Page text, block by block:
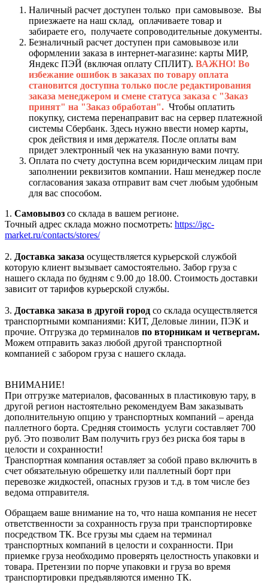
Наличный расчет доступен только при самовывозе. Вы
приезжаете на наш склад, оплачиваете товар и
забираете его, получаете сопроводительные документы.
Безналичный расчет доступен при самовывозе или
оформлении заказа в интернет-магазине: карты МИР,
Яндекс ПЭЙ (включая оплату СПЛИТ). ВАЖНО! Во
избежание ошибок в заказах по товару оплата
становится доступна только после редактирования
заказа менеджером и смене статуса заказа с "Заказ
принят" на "Заказ обработан". Чтобы оплатить
покупку, система перенаправит вас на сервер платежной
системы Сбербанк. Здесь нужно ввести номер карты,
срок действия и имя держателя. После оплаты вам
придет электронный чек на указанную вами почту.
Оплата по счету доступна всем юридическим лицам при
заполнении реквизитов компании. Наш менеджер после
согласования заказа отправит вам счет любым удобным
для вас способом.
1. Самовывоз со склада в вашем регионе.
Точный адрес склада можно посмотреть: https://igc-
market.ru/contacts/stores/
2. Доставка заказа осуществляется курьерской службой
которую клиент вызывает самостоятельно. Забор груза с
нашего склада по будням с 9.00 до 18.00. Стоимость доставки
зависит от тарифов курьерской службы.
3. Доставка заказа в другой город со склада осуществляется
транспортными компаниями: КИТ, Деловые линии, ПЭК и
прочие. Отгрузка до терминалов по вторникам и четвергам.
Можем отправить заказ любой другой транспортной
компанией с забором груза с нашего склада.
ВНИМАНИЕ!
При отгрузке материалов, фасованных в пластиковую тару, в
другой регион настоятельно рекомендуем Вам заказывать
дополнительную опцию у транспортных компаний – аренда
паллетного борта. Средняя стоимость услуги составляет 700
руб. Это позволит Вам получить груз без риска боя тары в
целости и сохранности!
Транспортная компания оставляет за собой право включить в
счет обязательную обрешетку или паллетный борт при
перевозке жидкостей, опасных грузов и т.д. в том числе без
ведома отправителя.
Обращаем ваше внимание на то, что наша компания не несет
ответственности за сохранность груза при транспортировке
посредством ТК. Все грузы мы сдаем на терминал
транспортных компаний в целости и сохранности. При
приемке груза необходимо проверять целостность упаковки и
товара. Претензии по порче упаковки и груза во время
транспортировки предъявляются именно ТК.